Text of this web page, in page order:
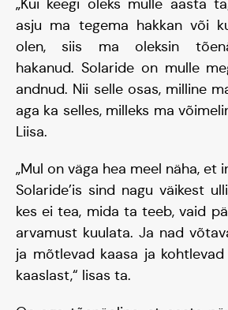
„Kui keegi oleks mulle aasta
asju ma tegema hakkan või
olen, siis ma oleksin
hakanud. Solaride on mulle
andnud. Nii selle osas, milline
aga ka selles, milleks ma
Liisa.
„Mul on väga hea meel näha, et
Solaride’is sind nagu väikest
kes ei tea, mida ta teeb, vaid
arvamust kuulata. Ja nad
ja mõtlevad kaasa ja
kaaslast,“ lisas ta.